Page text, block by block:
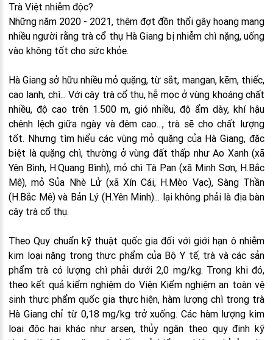
Trà Việt nhiễm độc?
Những năm 2020 - 2021, thêm đợt đồn thổi gây hoang mang
nhiều người rằng trà cổ thụ Hà Giang bị nhiễm chì nặng, uống
vào không tốt cho sức khỏe.
Hà Giang sở hữu nhiều mỏ quặng, từ sắt, mangan, kẽm, thiếc,
cao lanh, chì... Với cây trà cổ thụ, hễ mọc ở vùng khoáng chất
nhiều, độ cao trên 1.500 m, gió nhiều, độ ẩm dày, khí hậu
chênh lệch giữa ngày và đêm cao..., trà sẽ cho chất lượng
tốt. Nhưng tìm hiểu các vùng mỏ quặng của Hà Giang, đặc
biệt là quặng chì, thường ở vùng đất thấp như Ao Xanh (xã
Yên Bình, H.Quang Bình), mỏ chì Tà Pan (xã Minh Sơn, H.Bắc
Mê), mỏ Sủa Nhè Lử (xã Xín Cái, H.Mèo Vạc), Sàng Thần
(H.Bắc Mê) và Bản Lý (H.Yên Minh)... lại không phải là địa bàn
cây trà cổ thụ.
Theo Quy chuẩn kỹ thuật quốc gia đối với giới hạn ô nhiễm
kim loại nặng trong thực phẩm của Bộ Y tế, trà và các sản
phẩm trà có lượng chì phải dưới 2,0 mg/kg. Trong khi đó,
theo kết quả kiểm nghiệm do Viện Kiểm nghiệm an toàn vệ
sinh thực phẩm quốc gia thực hiện, hàm lượng chì trong trà
Hà Giang chỉ từ 0,18 mg/kg trở xuống. Các hàm lượng kim
loại độc hại khác như arsen, thủy ngân theo quy định kỹ